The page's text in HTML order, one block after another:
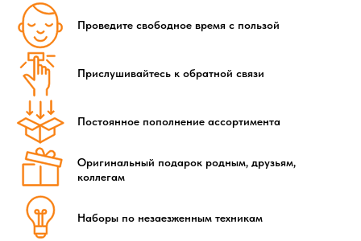
Проведите свободное время с пользой
Прислушивайтесь к обратной связи
Постоянное пополнение ассортимента
Оригинальный подарок родным, друзьям,
коллегам
Наборы по незаезженным техникам